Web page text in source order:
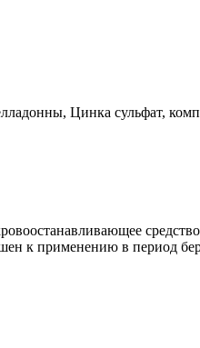
Цинка сульфат,
к применению в период